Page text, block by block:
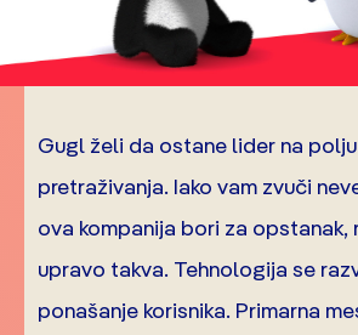
Gugl želi da ostane lider na
pretraživanja. Iako vam zvuči
ova kompanija bori za opstanak,
upravo takva. Tehnologija se
ponašanje korisnika. Primarna